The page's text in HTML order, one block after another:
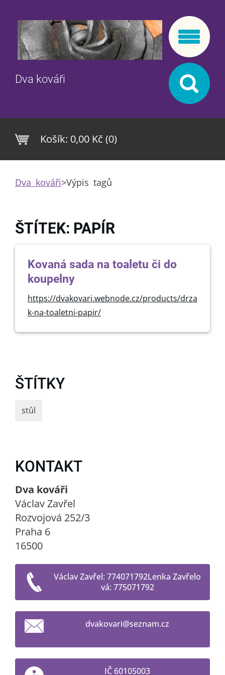
Dva kováři
Košík: 0,00 Kč (0)
Dva kováři>Výpis tagů
ŠTÍTEK: PAPÍR
Kovaná sada na toaletu či do
koupelny
https://dvakovari.webnode.cz/products/drza
k-na-toaletni-papir/
ŠTÍTKY
stůl
KONTAKT
Dva kováři
Václav Zavřel
Rozvojová 252/3
Praha 6
16500
Václav Zavřel: 774071792Lenka Zavřelo
vá: 775071792
dvakovari@seznam.cz
IČ 60105003